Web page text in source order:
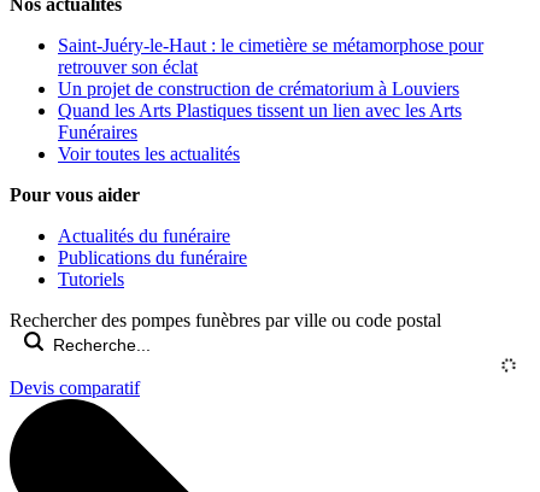
Nos actualités
Saint-Juéry-le-Haut : le cimetière se métamorphose pour
retrouver son éclat
Un projet de construction de crématorium à Louviers
Quand les Arts Plastiques tissent un lien avec les Arts
Funéraires
Voir toutes les actualités
Pour vous aider
Actualités du funéraire
Publications du funéraire
Tutoriels
Rechercher des pompes funèbres par ville ou code postal
Devis comparatif